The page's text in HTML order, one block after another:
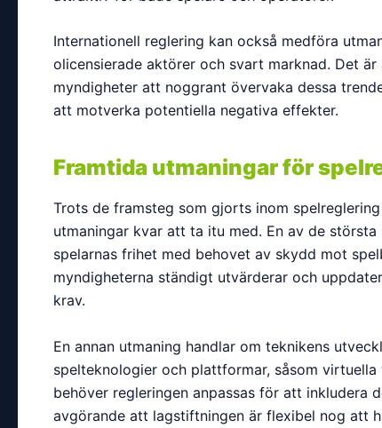
Internationell reglering kan också medföra
olicensierade aktörer och svart marknad. Det
myndigheter att noggrant övervaka dessa
att motverka potentiella negativa effekter.
Framtida utmaningar för
Trots de framsteg som gjorts inom
utmaningar kvar att ta itu med. En av de
spelarnas frihet med behovet av skydd mot
myndigheterna ständigt utvärderar och
krav.
En annan utmaning handlar om teknikens
spelteknologier och plattformar, såsom
behöver regleringen anpassas för att inkludera
avgörande att lagstiftningen är flexibel nog att